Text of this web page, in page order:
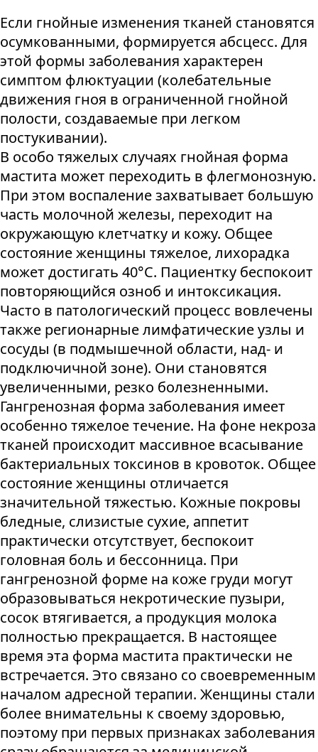
Если гнойные изменения тканей становятся
осумкованными, формируется абсцесс. Для
этой формы заболевания характерен
симптом флюктуации (колебательные
движения гноя в ограниченной гнойной
полости, создаваемые при легком
постукивании).
В особо тяжелых случаях гнойная форма
мастита может переходить в флегмонозную.
При этом воспаление захватывает большую
часть молочной железы, переходит на
окружающую клетчатку и кожу. Общее
состояние женщины тяжелое, лихорадка
может достигать 40°С. Пациентку беспокоит
повторяющийся озноб и интоксикация.
Часто в патологический процесс вовлечены
также регионарные лимфатические узлы и
сосуды (в подмышечной области, над- и
подключичной зоне). Они становятся
увеличенными, резко болезненными.
Гангренозная форма заболевания имеет
особенно тяжелое течение. На фоне некроза
тканей происходит массивное всасывание
бактериальных токсинов в кровоток. Общее
состояние женщины отличается
значительной тяжестью. Кожные покровы
бледные, слизистые сухие, аппетит
практически отсутствует, беспокоит
головная боль и бессонница. При
гангренозной форме на коже груди могут
образовываться некротические пузыри,
сосок втягивается, а продукция молока
полностью прекращается. В настоящее
время эта форма мастита практически не
встречается. Это связано со своевременным
началом адресной терапии. Женщины стали
более внимательны к своему здоровью,
поэтому при первых признаках заболевания